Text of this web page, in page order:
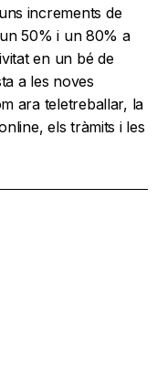
increments de
un 50% i un 80% a
en un bé de
a les noves
ara teletreballar, la
els tràmits i les